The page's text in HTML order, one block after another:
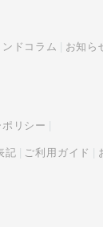
ドコラム お知ら
リシー
記 ご利用ガイド